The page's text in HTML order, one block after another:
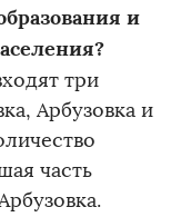
и
три
Арбузовка и
часть